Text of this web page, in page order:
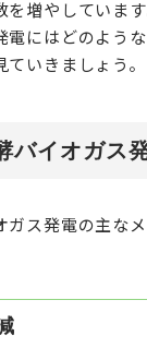
を増やしていま
電にはどのよう
いきましょう。
バイオガス
ガス発電の主な